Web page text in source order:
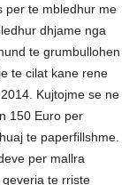
per te mbledhur me
dhjame nga
te grumbullohen
te cilat kane rene
Kujtojme se ne
150 Euro per
te paperfillshme.
per mallra
te rriste